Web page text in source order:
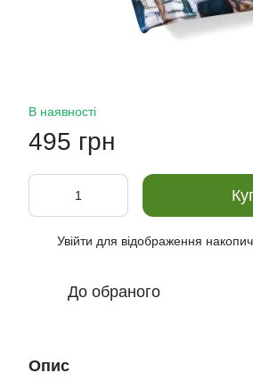
В наявності
495 грн
Увійти для відображення
До обраного
Опис